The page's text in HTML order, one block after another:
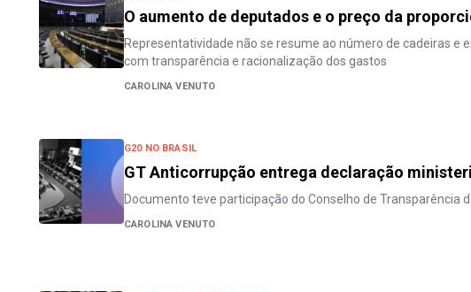
O aumento de deputados e o preço da
Representatividade não se resume ao número de cadeiras e
com transparência e racionalização dos gastos
CAROLINA VENUTO
G20 NO BRASIL
GT Anticorrupção entrega declaração
Documento teve participação do Conselho de Transparência
CAROLINA VENUTO